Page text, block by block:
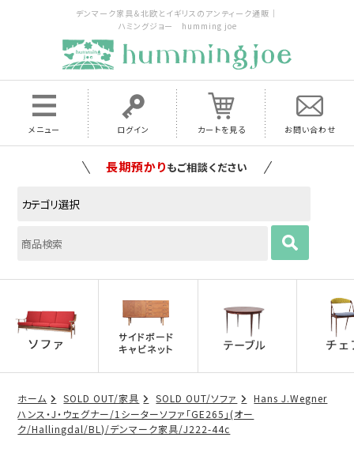
デンマーク家具＆北欧とイギリスのアンティーク通販｜
ハミングジョー humming joe
メニュー ログイン カートを見る お問い合わせ
家具の配送料は全国当店で負担いたします
ホーム SOLD OUT/家具 SOLD OUT/ソファ
Hans J.Wegner
ハンス・J・ウェグナー/1シーターソファ「GE265」(オー
ク/Hallingdal/BL)/デンマーク家具/J222-44c